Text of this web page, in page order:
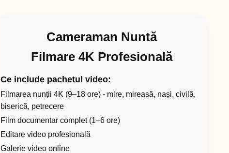
Cameraman Nuntă
Filmare 4K Profesională
Ce include pachetul video:
Filmarea nunții 4K (9–18 ore) - mire, mireasă, nași, civilă,
biserică, petrecere
Film documentar complet (1–6 ore)
Editare video profesională
Galerie video online